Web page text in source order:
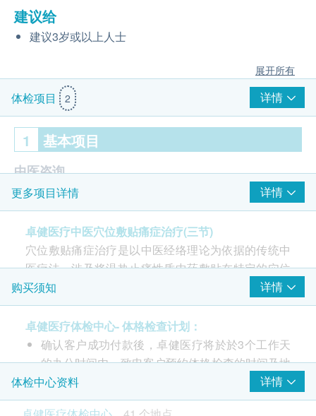
建议给
建议3岁或以上人士
展开所有
体检项目 2 详情
1 基本项目
中医咨询
注册中医健康咨询 (1次)
更多项目详情 详情
卓健医疗中医穴位敷贴痛症治疗(三节)
穴位敷贴痛症治疗是以中医经络理论为依据的传统中
医疗法，涉及将温热止痛性质中药敷贴在特定的穴位
上。现存最早中医学经典《黄帝内经》已对经络理论
有所记载。经络系统起着运行全身气血，联系脏腑肢
节，沟通表里的作用。通过中药刺激特定穴位，可以
刺激及调节经络系统，改善经络气血循环，促进身体
机能平衡，达到保持健康和预防疾病的目的。穴位敷
贴痛症治疗适用于因正气不足、阳虚、寒盛而患有各
类痛症的人士。
购买须知 详情
卓健医疗体检中心- 体格检查计划：
确认客户成功付款後，卓健医疗将於於3个工作天
的办公时间内，致电客户预约体格检查的时间及地
点，客户亦可以致电 8100 8138 或 Whatsapp
8301 8301预约。
体检中心资料
详情